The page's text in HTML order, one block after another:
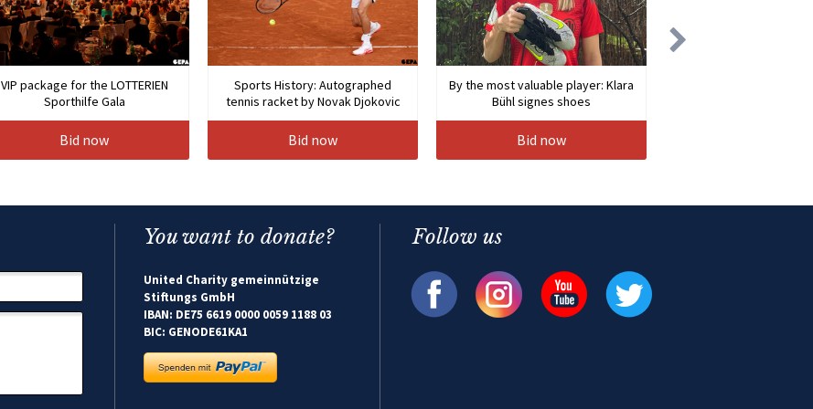
VIP package for the LOTTERIEN
Sporthilfe Gala
Bid now
Sports History: Autographed
tennis racket by Novak Djokovic
Bid now
By the most valuable player: Klara
Bühl signes shoes
Bid now
You want to donate?
United Charity gemeinnützige
Stiftungs GmbH
IBAN: DE75 6619 0000 0059 1188 03
BIC: GENODE61KA1
Follow us